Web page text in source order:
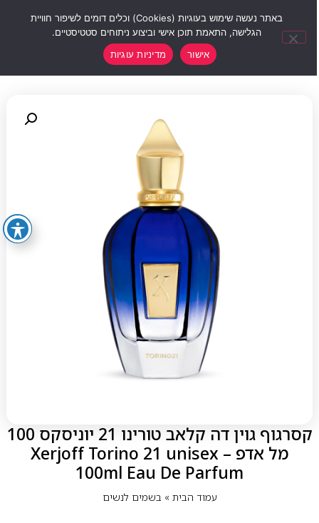
קסרגוף גוין דה קלאב טורינו 21 יוניסקס 100
מל אדפ – Xerjoff Torino 21 unisex
100ml Eau De Parfum
עמוד הבית» בשמים לנשים
באתר נעשה שימוש בעוגיות (Cookies) וכלים דומים לשיפור חוויית
הגלישה, התאמת תוכן אישי וביצוע ניתוחים סטטיסטיים.
אישור
מדיניות עוגיות